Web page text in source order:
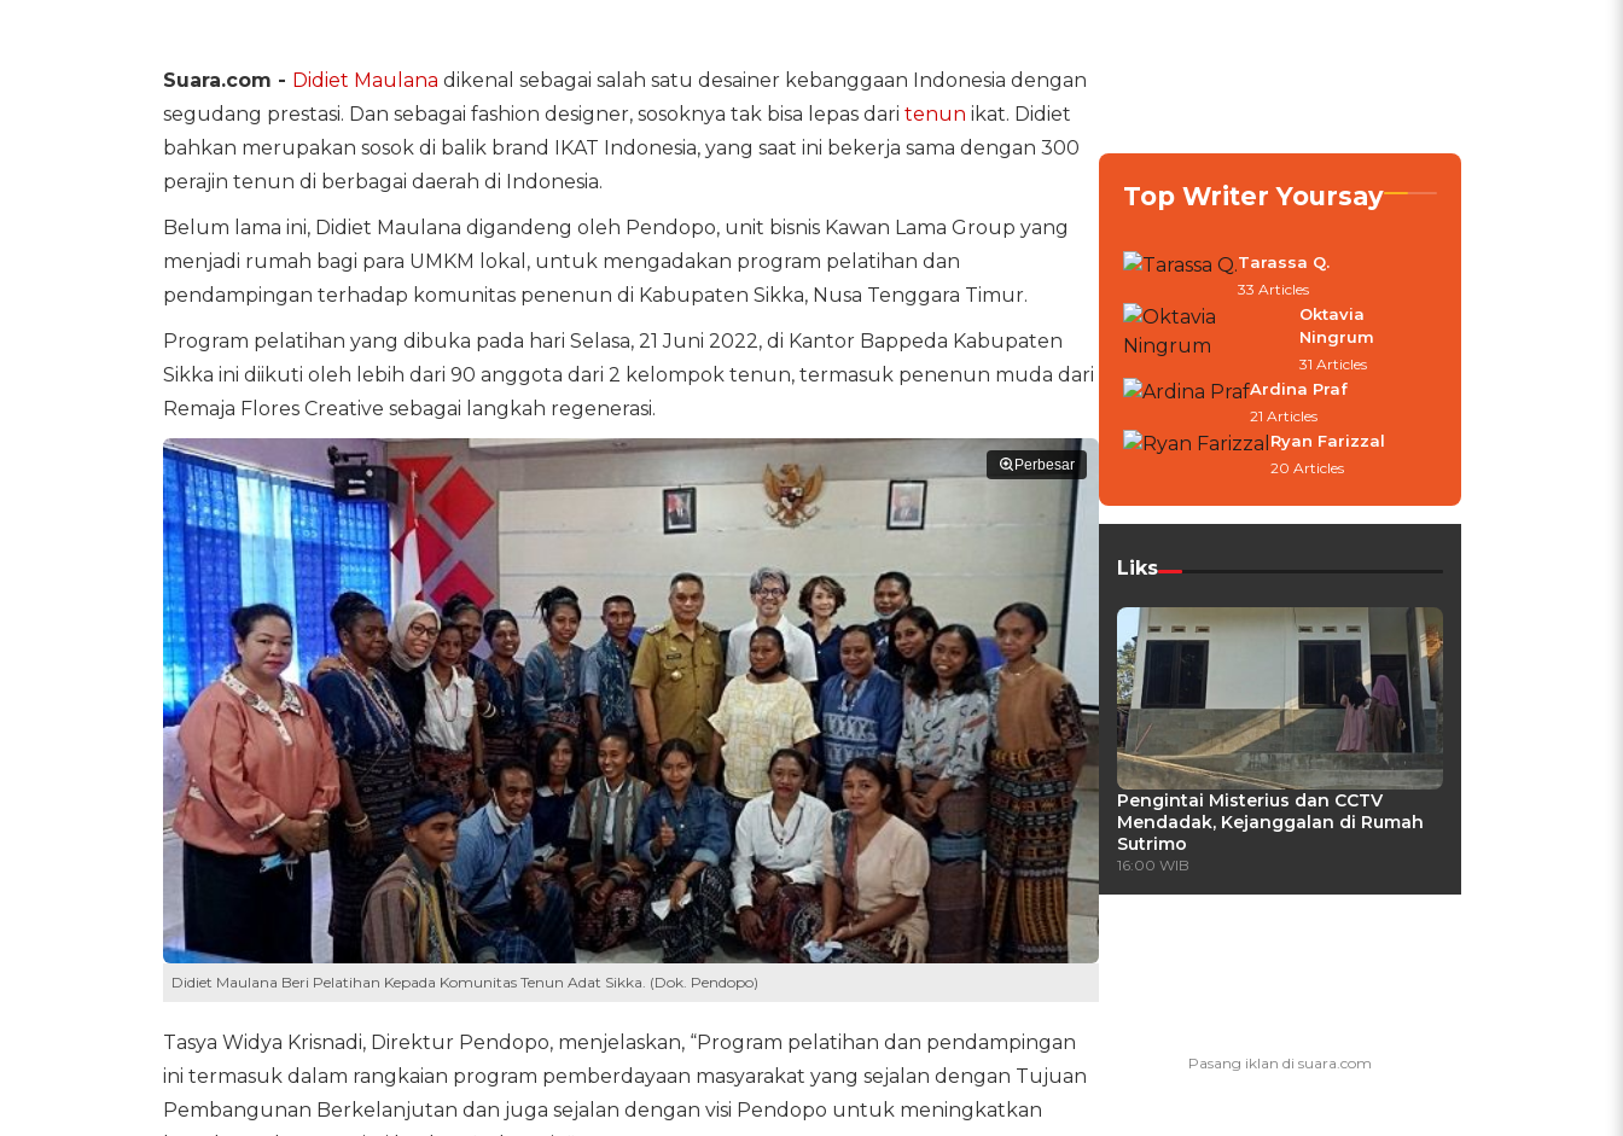
Suara.com - Didiet Maulana dikenal sebagai salah satu desainer kebanggaan Indonesia dengan
segudang prestasi. Dan sebagai fashion designer, sosoknya tak bisa lepas dari tenun ikat. Didiet
bahkan merupakan sosok di balik brand IKAT Indonesia, yang saat ini bekerja sama dengan 300
perajin tenun di berbagai daerah di Indonesia.
Belum lama ini, Didiet Maulana digandeng oleh Pendopo, unit bisnis Kawan Lama Group yang
menjadi rumah bagi para UMKM lokal, untuk mengadakan program pelatihan dan
pendampingan terhadap komunitas penenun di Kabupaten Sikka, Nusa Tenggara Timur.
Program pelatihan yang dibuka pada hari Selasa, 21 Juni 2022, di Kantor Bappeda Kabupaten
Sikka ini diikuti oleh lebih dari 90 anggota dari 2 kelompok tenun, termasuk penenun muda dari
Remaja Flores Creative sebagai langkah regenerasi.
Perbesar
Didiet Maulana Beri Pelatihan Kepada Komunitas Tenun Adat Sikka. (Dok. Pendopo)
Tasya Widya Krisnadi, Direktur Pendopo, menjelaskan, “Program pelatihan dan pendampingan
ini termasuk dalam rangkaian program pemberdayaan masyarakat yang sejalan dengan Tujuan
Pembangunan Berkelanjutan dan juga sejalan dengan visi Pendopo untuk meningkatkan
Top Writer Yoursay
Tarassa Q.
33 Articles
Oktavia
Ningrum
31 Articles
Ardina Praf
21 Articles
Ryan Farizzal
20 Articles
Liks
Pengintai Misterius dan CCTV
Mendadak, Kejanggalan di Rumah
Sutrimo
16:00 WIB